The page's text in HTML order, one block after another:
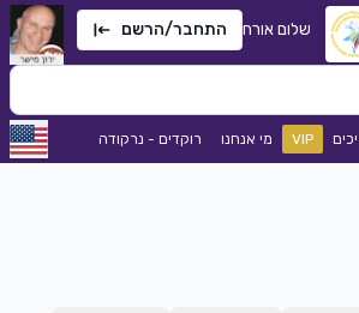
שלום אורח התחבר/הרשם
VIP מי אנחנו רוקדים - נרקודה